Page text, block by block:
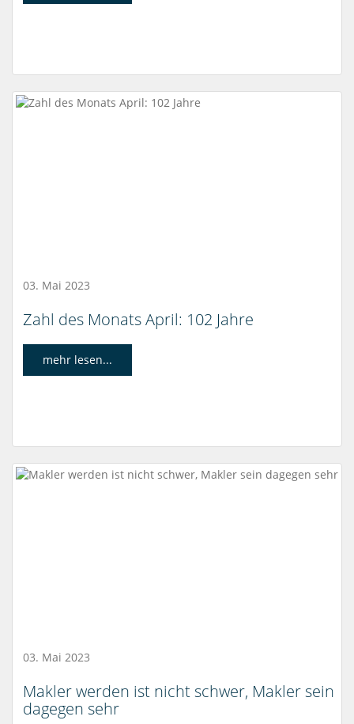
03. Mai 2023
Zahl des Monats April: 102 Jahre
mehr lesen...
03. Mai 2023
Makler werden ist nicht schwer, Makler sein
dagegen sehr